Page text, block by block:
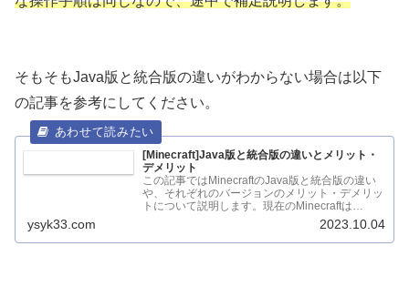
そもそもJava版と統合版の違いがわからない場合は以下
の記事を参考にしてください。
[Minecraft]Java版と統合版の違いとメリット・
デメリット
この記事ではMinecraftのJava版と統合版の違い
や、それぞれのバージョンのメリット・デメリッ
トについて説明します。現在のMinecraftは
ysyk33.com 2023.10.04